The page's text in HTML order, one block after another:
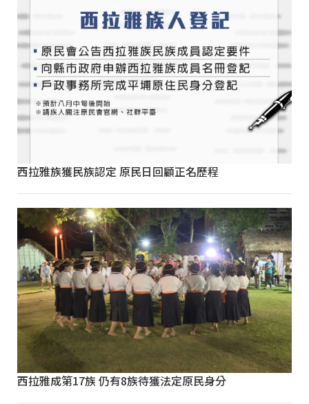
西拉雅族獲民族認定 原民日回顧正名歷程
西拉雅成第17族 仍有8族待獲法定原民身分